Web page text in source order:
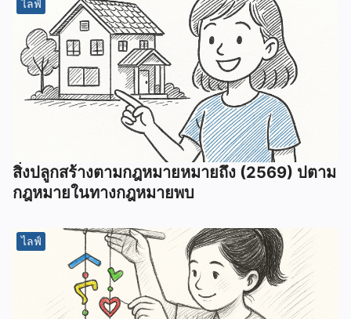
ไลฟ์
สิ่งปลูกสร้างตามกฎหมายหมายถึง (2569) ปตาม
กฎหมายในทางกฎหมายพบ
ไลฟ์